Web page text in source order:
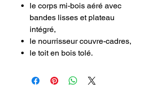
le corps mi-bois aéré avec
bandes lisses et plateau
intégré,
le nourrisseur couvre-cadres,
le toit en bois tolé.